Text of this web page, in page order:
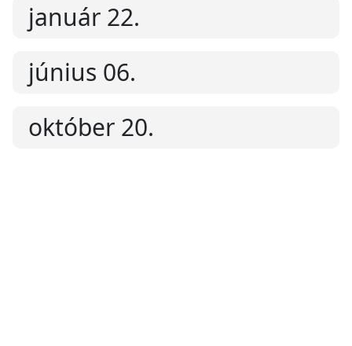
január 22.
június 06.
október 20.